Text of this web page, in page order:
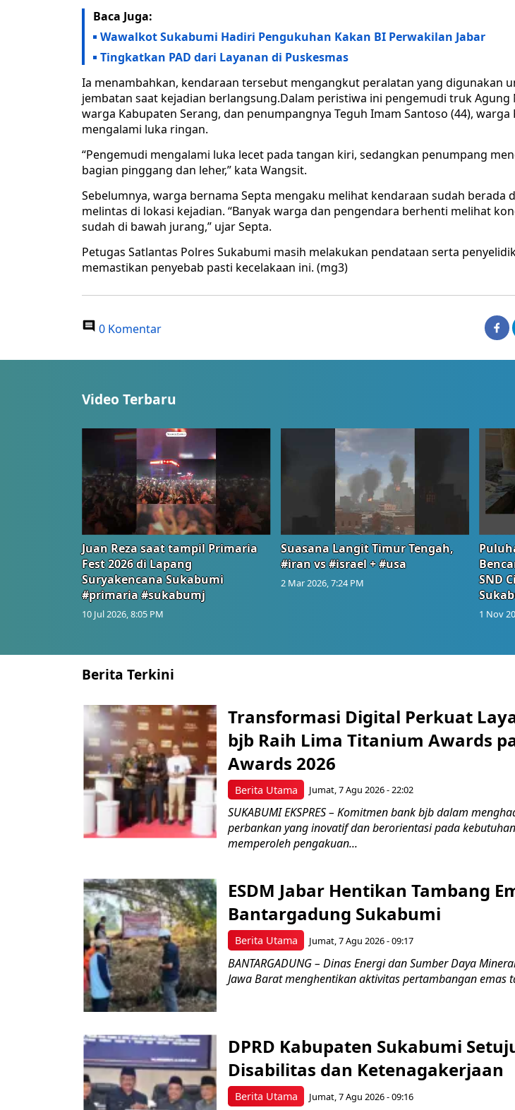
Baca Juga:
Wawalkot Sukabumi Hadiri Pengukuhan Kakan BI Perwakilan Jabar
Tingkatkan PAD dari Layanan di Puskesmas
Ia menambahkan, kendaraan tersebut mengangkut peralatan yang digunakan
jembatan saat kejadian berlangsung.Dalam peristiwa ini pengemudi truk Agung
warga Kabupaten Serang, dan penumpangnya Teguh Imam Santoso (44), warga
mengalami luka ringan.
“Pengemudi mengalami luka lecet pada tangan kiri, sedangkan penumpang
bagian pinggang dan leher,” kata Wangsit.
Sebelumnya, warga bernama Septa mengaku melihat kendaraan sudah berada
melintas di lokasi kejadian. “Banyak warga dan pengendara berhenti melihat
sudah di bawah jurang,” ujar Septa.
Petugas Satlantas Polres Sukabumi masih melakukan pendataan serta
memastikan penyebab pasti kecelakaan ini. (mg3)
0 Komentar
Video Terbaru
Juan Reza saat tampil Primaria
Fest 2026 di Lapang
Suryakencana Sukabumi
#primaria #sukabumj
10 Jul 2026, 8:05 PM
Suasana Langit Timur Tengah,
#iran vs #israel + #usa
2 Mar 2026, 7:24 PM
SND
1 Nov
Berita Terkini
Berita Utama
Transformasi Digital Perkuat
bjb Raih Lima Titanium Awards
Awards 2026
Jumat, 7 Agu 2026 - 22:02
SUKABUMI EKSPRES – Komitmen bank bjb dalam
perbankan yang inovatif dan berorientasi pada
memperoleh pengakuan...
Berita Utama
ESDM Jabar Hentikan Tambang
Bantargadung Sukabumi
Jumat, 7 Agu 2026 - 09:17
BANTARGADUNG – Dinas Energi dan Sumber Daya
Jawa Barat menghentikan aktivitas pertambangan emas
Berita Utama
DPRD Kabupaten Sukabumi
Disabilitas dan Ketenagakerjaan
Jumat, 7 Agu 2026 - 09:16